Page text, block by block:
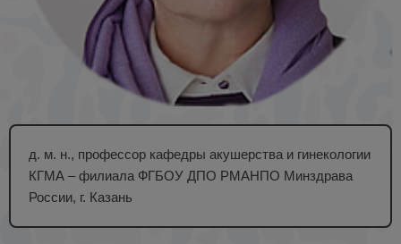
д. м. н., профессор кафедры акушерства и гинекологии
КГМА – филиала ФГБОУ ДПО РМАНПО Минздрава
России, г. Казань